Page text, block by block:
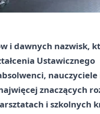
i dawnych nazwisk,
Ustawicznego
nauczyciele
znaczących
i szkolnych